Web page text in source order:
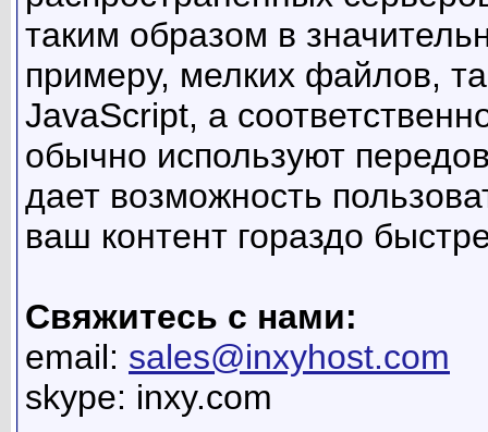
таким образом в
примеру, мелких файлов,
JavaScript, а
обычно используют
дает возможность
ваш контент гораздо
Свяжитесь с нами:
email: sales@inxyhost.com
skype: inxy.com